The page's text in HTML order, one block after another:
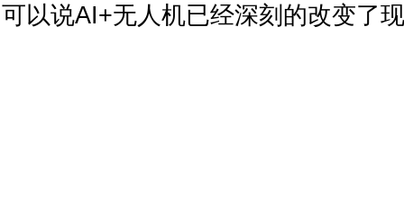
可以说AI+无人机已经深刻的改变了